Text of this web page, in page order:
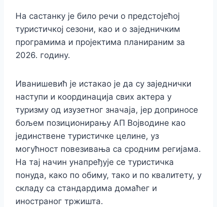
На састанку је било речи о предстојећој
туристичкој сезони, као и о заједничким
програмима и пројектима планираним за
2026. годину.
Иванишевић je истакао је да су заједнички
наступи и координација свих актера у
туризму од изузетног значаја, јер доприносе
бољем позиционирању АП Војводине као
јединствене туристичке целине, уз
могућност повезивања са сродним регијама.
На тај начин унапређује се туристичка
понуда, како по обиму, тако и по квалитету, у
складу са стандардима домаћег и
иностраног тржишта.